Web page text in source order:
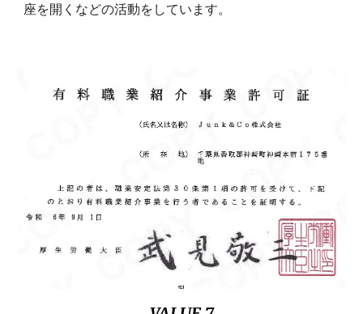
座を開くなどの活動をしています。